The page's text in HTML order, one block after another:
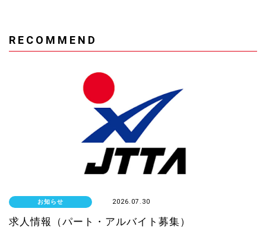
RECOMMEND
お知らせ 2026.07.30
求人情報（パート・アルバイト募集）